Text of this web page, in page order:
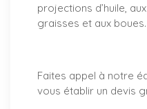
projections d’huile,
graisses et aux boues.
Faites appel à notre
vous établir un devis